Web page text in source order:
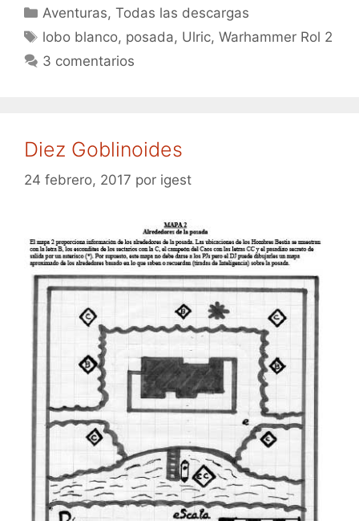
Categorías
Aventuras,Todas las descargas
Etiquetas
lobo blanco, posada, Ulric,Warhammer Rol 2
3 comentarios
Diez Goblinoides
24 febrero, 2017 por igest